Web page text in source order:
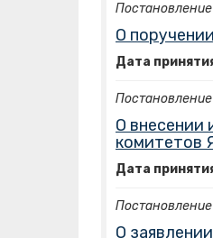
О
Дата
О внесении
комитетов
Дата
О